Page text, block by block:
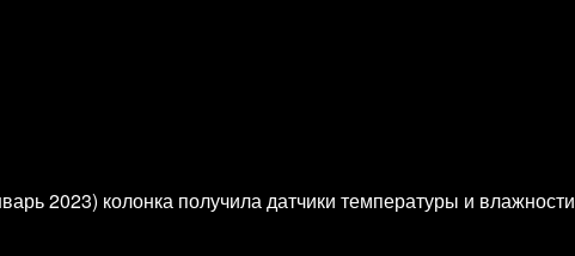
2023) колонка получила датчики температуры и